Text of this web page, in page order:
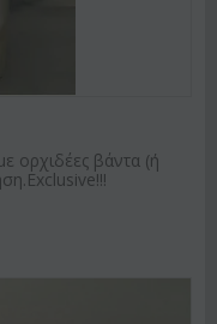
ορχιδέες βάντα (ή